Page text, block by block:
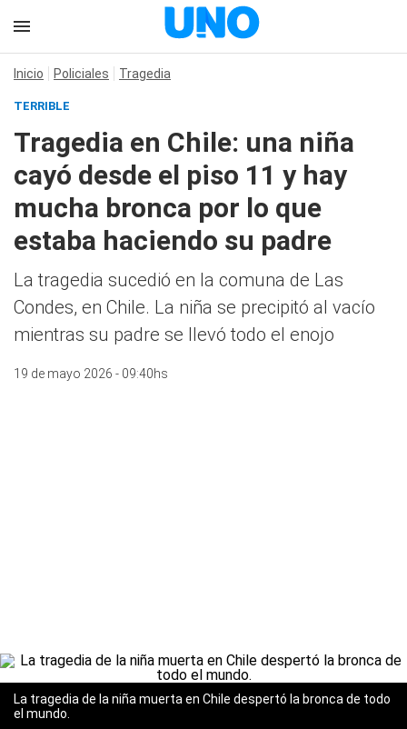
Inicio Policiales Tragedia
TERRIBLE
Tragedia en Chile: una niña
cayó desde el piso 11 y hay
mucha bronca por lo que
estaba haciendo su padre
La tragedia sucedió en la comuna de Las
Condes, en Chile. La niña se precipitó al vacío
mientras su padre se llevó todo el enojo
19 de mayo 2026 - 09:40hs
La tragedia de la niña muerta en Chile despertó la bronca de todo
el mundo.